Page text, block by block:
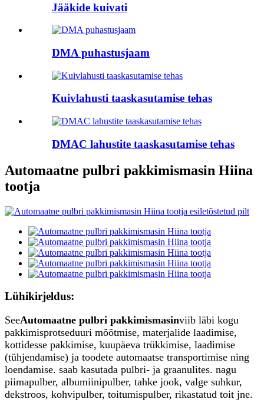
Jääkide kuivati
DMA puhastusjaam
Kuivlahusti taaskasutamise tehas
DMAC lahustite taaskasutamise tehas
Automaatne pulbri pakkimismasin Hiina
tootja
Lühikirjeldus:
SeeAutomaatne pulbri pakkimismasinviib läbi kogu
pakkimisprotseduuri mõõtmise, materjalide laadimise,
kottidesse pakkimise, kuupäeva trükkimise, laadimise
(tühjendamise) ja toodete automaatse transportimise ning
loendamise. saab kasutada pulbri- ja graanulites. nagu
piimapulber, albumiinipulber, tahke jook, valge suhkur,
dekstroos, kohvipulber, toitumispulber, rikastatud toit jne.